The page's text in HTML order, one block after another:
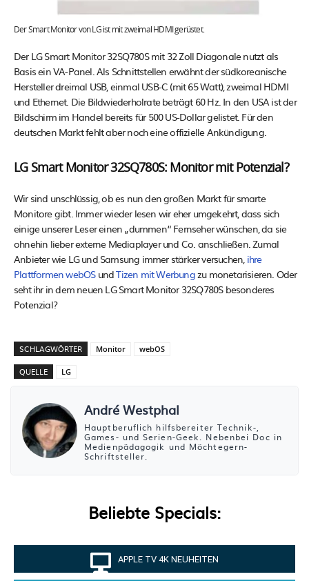
Der Smart Monitor von LG ist mit zweimal HDMI gerüstet.
Der LG Smart Monitor 32SQ780S mit 32 Zoll Diagonale nutzt als
Basis ein VA-Panel. Als Schnittstellen erwähnt der südkoreanische
Hersteller dreimal USB, einmal USB-C (mit 65 Watt), zweimal HDMI
und Ethernet. Die Bildwiederholrate beträgt 60 Hz. In den USA ist der
Bildschirm im Handel bereits für 500 US-Dollar gelistet. Für den
deutschen Markt fehlt aber noch eine offizielle Ankündigung.
LG Smart Monitor 32SQ780S: Monitor mit Potenzial?
Wir sind unschlüssig, ob es nun den großen Markt für smarte
Monitore gibt. Immer wieder lesen wir eher umgekehrt, dass sich
einige unserer Leser einen „dummen“ Fernseher wünschen, da sie
ohnehin lieber externe Mediaplayer und Co. anschließen. Zumal
Anbieter wie LG und Samsung immer stärker versuchen, ihre
Plattformen webOSundTizen mit Werbungzu monetarisieren. Oder
seht ihr in dem neuen LG Smart Monitor 32SQ780S besonderes
Potenzial?
SCHLAGWÖRTER Monitor webOS
QUELLE LG
André Westphal
Hauptberuflich hilfsbereiter Technik-,
Games- und Serien-Geek. Nebenbei Doc in
Medienpädagogik und Möchtegern-
Schriftsteller.
Beliebte Specials:
APPLE TV 4K NEUHEITEN